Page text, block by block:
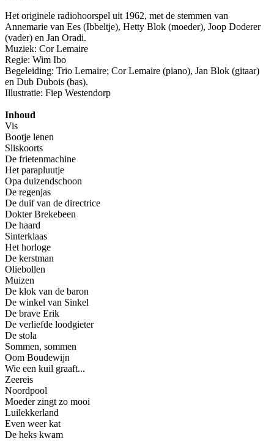
Het originele radiohoorspel uit 1962, met de stemmen van
Annemarie van Ees (Ibbeltje), Hetty Blok (moeder), Joop Doderer
(vader) en Jan Oradi.
Muziek: Cor Lemaire
Regie: Wim Ibo
Begeleiding: Trio Lemaire; Cor Lemaire (piano), Jan Blok (gitaar)
en Dub Dubois (bas).
Illustratie: Fiep Westendorp
Inhoud
Vis
Bootje lenen
Sliskoorts
De frietenmachine
Het parapluutje
Opa duizendschoon
De regenjas
De duif van de directrice
Dokter Brekebeen
De haard
Sinterklaas
Het horloge
De kerstman
Oliebollen
Muizen
De klok van de baron
De winkel van Sinkel
De brave Erik
De verliefde loodgieter
De stola
Sommen, sommen
Oom Boudewijn
Wie een kuil graaft...
Zeereis
Noordpool
Moeder zingt zo mooi
Luilekkerland
Even weer kat
De heks kwam